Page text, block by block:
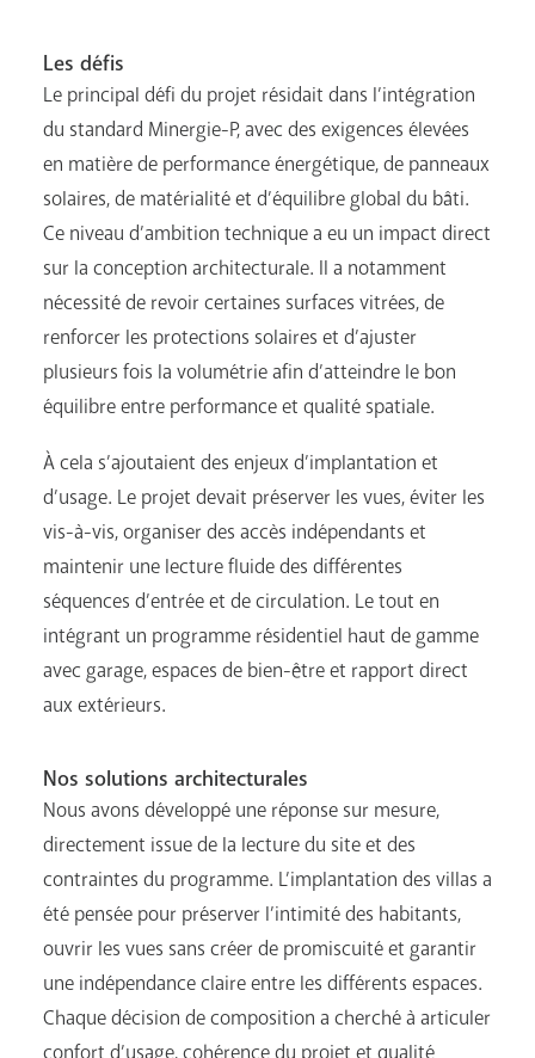
Les défis
Le principal défi du projet résidait dans l’intégration
du standard Minergie-P, avec des exigences élevées
en matière de performance énergétique, de panneaux
solaires, de matérialité et d’équilibre global du bâti.
Ce niveau d’ambition technique a eu un impact direct
sur la conception architecturale. Il a notamment
nécessité de revoir certaines surfaces vitrées, de
renforcer les protections solaires et d’ajuster
plusieurs fois la volumétrie afin d’atteindre le bon
équilibre entre performance et qualité spatiale.
À cela s’ajoutaient des enjeux d’implantation et
d’usage. Le projet devait préserver les vues, éviter les
vis-à-vis, organiser des accès indépendants et
maintenir une lecture fluide des différentes
séquences d’entrée et de circulation. Le tout en
intégrant un programme résidentiel haut de gamme
avec garage, espaces de bien-être et rapport direct
aux extérieurs.
Nos solutions architecturales
Nous avons développé une réponse sur mesure,
directement issue de la lecture du site et des
contraintes du programme. L’implantation des villas a
été pensée pour préserver l’intimité des habitants,
ouvrir les vues sans créer de promiscuité et garantir
une indépendance claire entre les différents espaces.
Chaque décision de composition a cherché à articuler
confort d’usage, cohérence du projet et qualité